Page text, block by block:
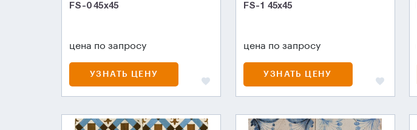
FS-0 45x45
цена по запросу
УЗНАТЬ ЦЕНУ
FS-1 45х45
цена по запросу
УЗНАТЬ ЦЕНУ